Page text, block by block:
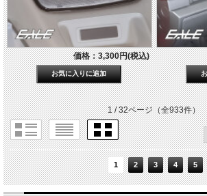
価格：3,300円(税込)
1 / 32ページ（全933件）
1 2 3 4 5